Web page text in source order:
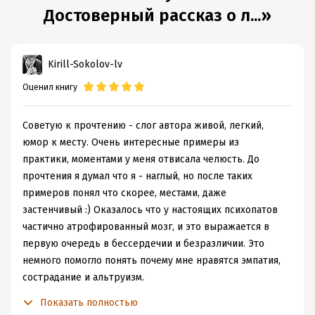
Дата написания: 1 января 2014
Год издания:2021
9785227058546
Достоверный рассказ о л...»
Kirill-Sokolov-lv
Оценил книгу
Советую к прочтению - слог автора живой, легкий,
юмор к месту. Очень интересные примеры из
практики, моментами у меня отвисала челюсть. До
прочтения я думал что я - наглый, но после таких
примеров понял что скорее, местами, даже
застенчивый :) Оказалось что у настоящих психопатов
частично атрофированный мозг, и это выражается в
первую очередь в бессердечии и безразличии. Это
немного помогло понять почему мне нравятся эмпатия,
сострадание и альтруизм.
Показать полностью